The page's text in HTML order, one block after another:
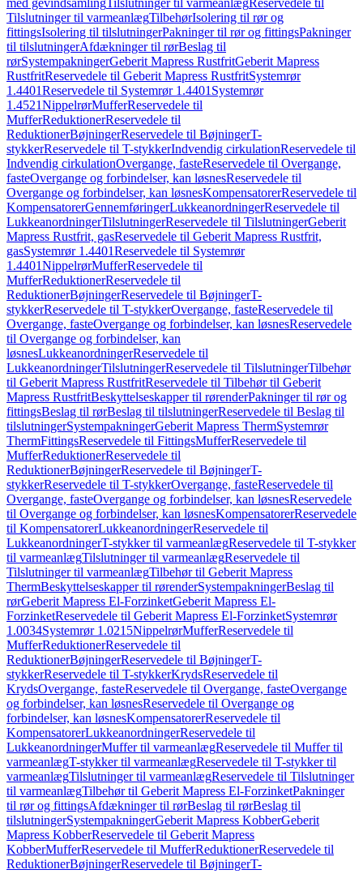
med gevindsamlingTilslutninger til varmeanlægReservedele til
Tilslutninger til varmeanlægTilbehørIsolering til rør og
fittingsIsolering til tilslutningerPakninger til rør og fittingsPakninger
til tilslutningerAfdækninger til rørBeslag til
rørSystempakningerGeberit Mapress RustfritGeberit Mapress
RustfritReservedele til Geberit Mapress RustfritSystemrør
1.4401Reservedele til Systemrør 1.4401 Systemrør
1.4521NippelrørMufferReservedele til
MufferReduktionerReservedele til
ReduktionerBøjningerReservedele til BøjningerT-
stykkerReservedele til T-stykkerIndvendig cirkulationReservedele til
Indvendig cirkulationOvergange, fasteReservedele til Overgange,
fasteOvergange og forbindelser, kan løsnesReservedele til
Overgange og forbindelser, kan løsnesKompensatorerReservedele til
KompensatorerGennemføringerLukkeanordningerReservedele til
LukkeanordningerTilslutningerReservedele til TilslutningerGeberit
Mapress Rustfrit, gasReservedele til Geberit Mapress Rustfrit,
gasSystemrør 1.4401Reservedele til Systemrør
1.4401NippelrørMufferReservedele til
MufferReduktionerReservedele til
ReduktionerBøjningerReservedele til BøjningerT-
stykkerReservedele til T-stykkerOvergange, fasteReservedele til
Overgange, fasteOvergange og forbindelser, kan løsnesReservedele
til Overgange og forbindelser, kan
løsnesLukkeanordningerReservedele til
LukkeanordningerTilslutningerReservedele til TilslutningerTilbehør
til Geberit Mapress RustfritReservedele til Tilbehør til Geberit
Mapress RustfritBeskyttelseskapper til rørenderPakninger til rør og
fittingsBeslag til rørBeslag til tilslutningerReservedele til Beslag til
tilslutningerSystempakningerGeberit Mapress ThermSystemrør
ThermFittingsReservedele til FittingsMufferReservedele til
MufferReduktionerReservedele til
ReduktionerBøjningerReservedele til BøjningerT-
stykkerReservedele til T-stykkerOvergange, fasteReservedele til
Overgange, fasteOvergange og forbindelser, kan løsnesReservedele
til Overgange og forbindelser, kan løsnesKompensatorerReservedele
til KompensatorerLukkeanordningerReservedele til
LukkeanordningerT-stykker til varmeanlægReservedele til T-stykker
til varmeanlægTilslutninger til varmeanlægReservedele til
Tilslutninger til varmeanlægTilbehør til Geberit Mapress
ThermBeskyttelseskapper til rørenderSystempakningerBeslag til
rørGeberit Mapress El-ForzinketGeberit Mapress El-
ForzinketReservedele til Geberit Mapress El-ForzinketSystemrør
1.0034Systemrør 1.0215NippelrørMufferReservedele til
MufferReduktionerReservedele til
ReduktionerBøjningerReservedele til BøjningerT-
stykkerReservedele til T-stykkerKrydsReservedele til
KrydsOvergange, fasteReservedele til Overgange, fasteOvergange
og forbindelser, kan løsnesReservedele til Overgange og
forbindelser, kan løsnesKompensatorerReservedele til
KompensatorerLukkeanordningerReservedele til
LukkeanordningerMuffer til varmeanlægReservedele til Muffer til
varmeanlægT-stykker til varmeanlægReservedele til T-stykker til
varmeanlægTilslutninger til varmeanlægReservedele til Tilslutninger
til varmeanlægTilbehør til Geberit Mapress El-ForzinketPakninger
til rør og fittingsAfdækninger til rørBeslag til rørBeslag til
tilslutningerSystempakningerGeberit Mapress KobberGeberit
Mapress KobberReservedele til Geberit Mapress
KobberMufferReservedele til MufferReduktionerReservedele til
ReduktionerBøjningerReservedele til BøjningerT-